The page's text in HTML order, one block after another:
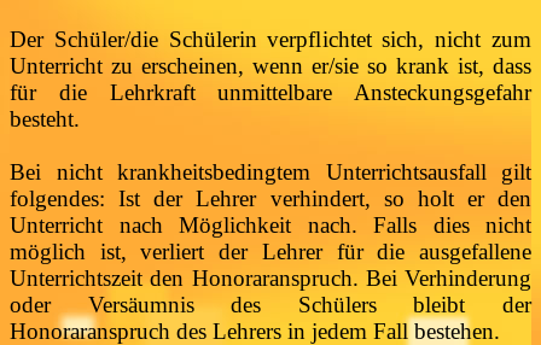
Der Schüler/die Schülerin verpflichtet sich, nicht zum
Unterricht zu erscheinen, wenn er/sie so krank ist, dass
für die Lehrkraft unmittelbare Ansteckungsgefahr
besteht.
Bei nicht krankheitsbedingtem Unterrichtsausfall gilt
folgendes: Ist der Lehrer verhindert, so holt er den
Unterricht nach Möglichkeit nach. Falls dies nicht
möglich ist, verliert der Lehrer für die ausgefallene
Unterrichtszeit den Honoraranspruch. Bei Verhinderung
oder Versäumnis des Schülers bleibt der
Honoraranspruch des Lehrers in jedem Fall bestehen.